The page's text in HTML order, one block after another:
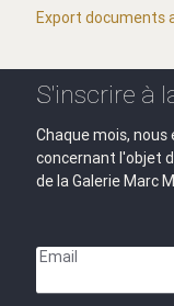
Export documents
S'inscrire à
Chaque mois,
concernant l'objet
de la Galerie Marc
Email